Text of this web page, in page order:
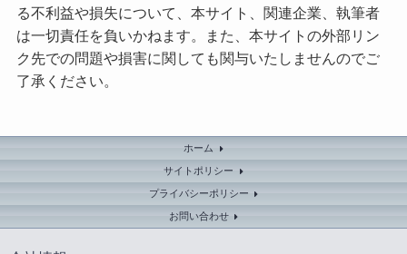
る不利益や損失について、本サイト、関連企業、執筆者
は一切責任を負いかねます。また、本サイトの外部リン
ク先での問題や損害に関しても関与いたしませんのでご
了承ください。
ホーム
サイトポリシー
プライバシーポリシー
お問い合わせ